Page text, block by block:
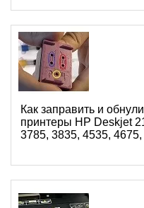
Как заправить и
принтеры HP Deskjet
3785, 3835, 4535, 4675,